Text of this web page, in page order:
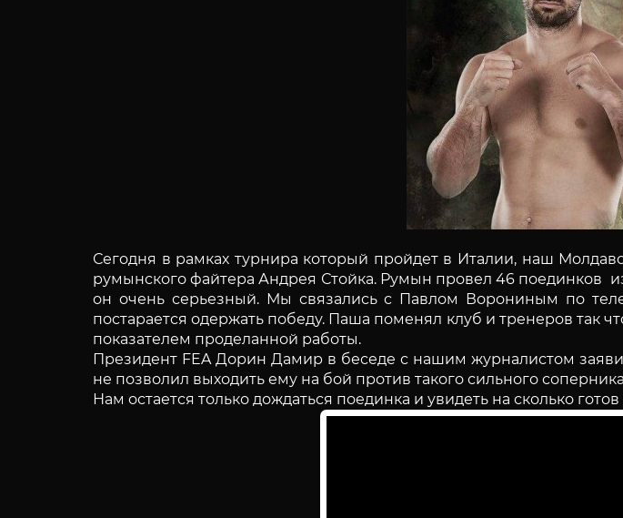
Сегодня в рамках турнира который пройдет в Италии, наш
румынского файтера Андрея Стойка. Румын провел 46 поединков
он очень серьезный. Мы связались с Павлом Ворониным по
постарается одержать победу. Паша поменял клуб и тренеров так
показателем проделанной работы.
Президент FEA Дорин Дамир в беседе с нашим журналистом
не позволил выходить ему на бой против такого сильного
Нам остается только дождаться поединка и увидеть на сколько